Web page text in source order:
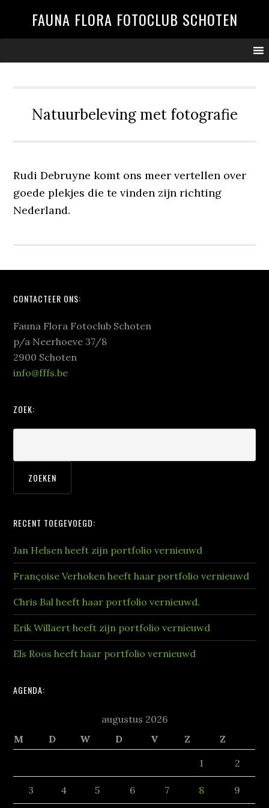
FAUNA FLORA FOTOCLUB SCHOTEN
Natuurbeleving met fotografie
Rudi Debruyne komt ons meer vertellen over
goede plekjes die te vinden zijn richting
Nederland.
Footer
CONTACTEER ONS:
Fauna Flora Fotoclub Schoten
p/a Neerhoeve 37/8
2900 Schoten
info@fffs.be
ZOEK:
RECENT TOEGEVOEGD:
Jan Helsen heeft zijn portfolio vernieuwd
Françoise Verhoken heeft haar portfolio vernieuwd
Chris Bal heeft haar portfolio vernieuwd.
Erik Willaert heeft zijn portfolio vernieuwd
Els Roos heeft haar portfolio vernieuwd
AGENDA:
augustus 2026
M
D W D V Z
Z
1
2
3 4 5 6 7 8 9